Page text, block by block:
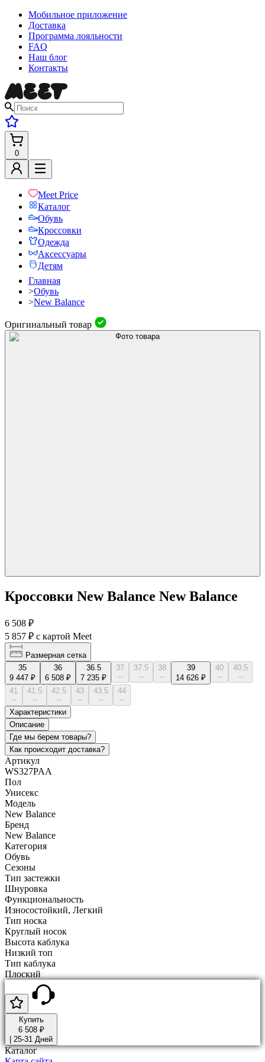
Мобильное приложение
Доставка
Программа лояльности
FAQ
Наш блог
Контакты
0
Meet Price
Каталог
Обувь
Кроссовки
Одежда
Аксессуары
Детям
Главная
>Обувь
>New Balance
Оригинальный товар
Кроссовки New Balance New Balance
6 508 ₽
5 857 ₽ с картой Meet
Размерная сетка
35
9 447 ₽
36
6 508 ₽
36.5
7 235 ₽
37
--
37.5
--
38
--
39
14 626 ₽
40
--
40.5
--
41
--
41.5
--
42.5
--
43
--
43.5
--
44
--
Характеристики
Описание
Где мы берем товары?
Как происходит доставка?
Артикул
WS327PAA
Пол
Унисекс
Модель
New Balance
Бренд
New Balance
Категория
Обувь
Сезоны
Тип застежки
Шнуровка
Функциональность
Износостойкий, Легкий
Тип носка
Круглый носок
Высота каблука
Низкий топ
Тип каблука
Плоский
Купить
6 508 ₽
25-31 Дней
Каталог